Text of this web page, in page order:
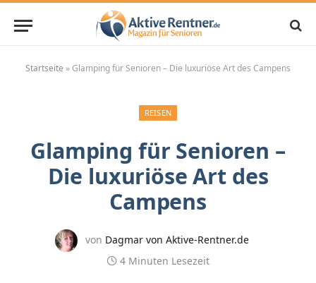
Startseite »Glamping für Senioren – Die luxuriöse Art des Campens
REISEN
Glamping für Senioren –
Die luxuriöse Art des
Campens
von Dagmar von Aktive-Rentner.de
4 Minuten Lesezeit